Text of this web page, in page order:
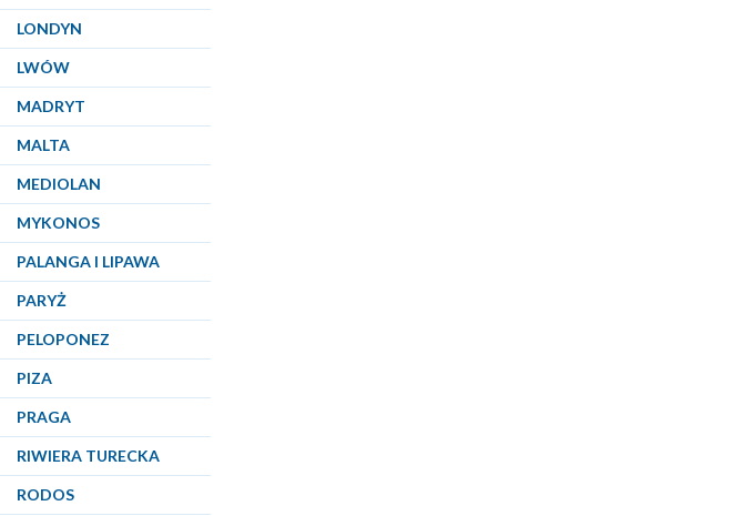
LONDYN
LWÓW
MADRYT
MALTA
MEDIOLAN
MYKONOS
PALANGA I LIPAWA
PARYŻ
PELOPONEZ
PIZA
PRAGA
RIWIERA TURECKA
RODOS